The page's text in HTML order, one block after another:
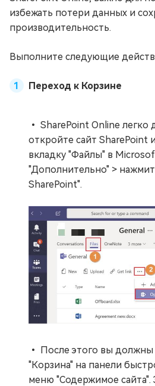
избежать потери данных и
производительность.
Выполните следующие
Переход к Корзине
• SharePoint Online легко
откройте сайт SharePoint
вкладку "Файлы" в
"Дополнительно" >
SharePoint".
• После этого вы должны
"Корзина" на панели
меню "Содержимое сайта".